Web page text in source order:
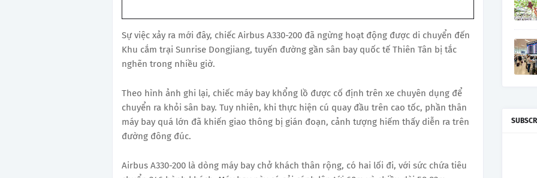
Sự việc xảy ra mới đây, chiếc Airbus A330-200 đã ngừng hoạt động được di chuyển đến
Khu cắm trại Sunrise Dongjiang, tuyến đường gần sân bay quốc tế Thiên Tân bị tắc
nghẽn trong nhiều giờ.
Theo hình ảnh ghi lại, chiếc máy bay khổng lồ được cố định trên xe chuyên dụng để
chuyển ra khỏi sân bay. Tuy nhiên, khi thực hiện cú quay đầu trên cao tốc, phần thân
máy bay quá lớn đã khiến giao thông bị gián đoạn, cảnh tượng hiếm thấy diễn ra trên
đường đông đúc.
Airbus A330-200 là dòng máy bay chở khách thân rộng, có hai lối đi, với sức chứa tiêu